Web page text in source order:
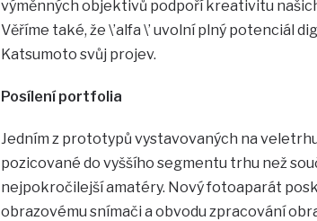
výměnných objektivů podpoří kreativitu
Věříme také, že \’alfa \’ uvolní plný potenciál
Katsumoto svůj projev.
Posílení portfolia
Jedním z prototypů vystavovaných na
pozicované do vyššího segmentu trhu než
nejpokročilejší amatéry. Nový fotoaparát
obrazovému snímači a obvodu zpracování